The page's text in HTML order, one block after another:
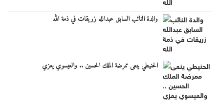
والدة النائب السابق عبدالله زريقات في ذمة الله
الحنيطي ينعى ممرضة الملك الحسين .. والعيسوي يعزي